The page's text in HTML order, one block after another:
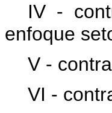
IV -
enfoque
V -
VI -